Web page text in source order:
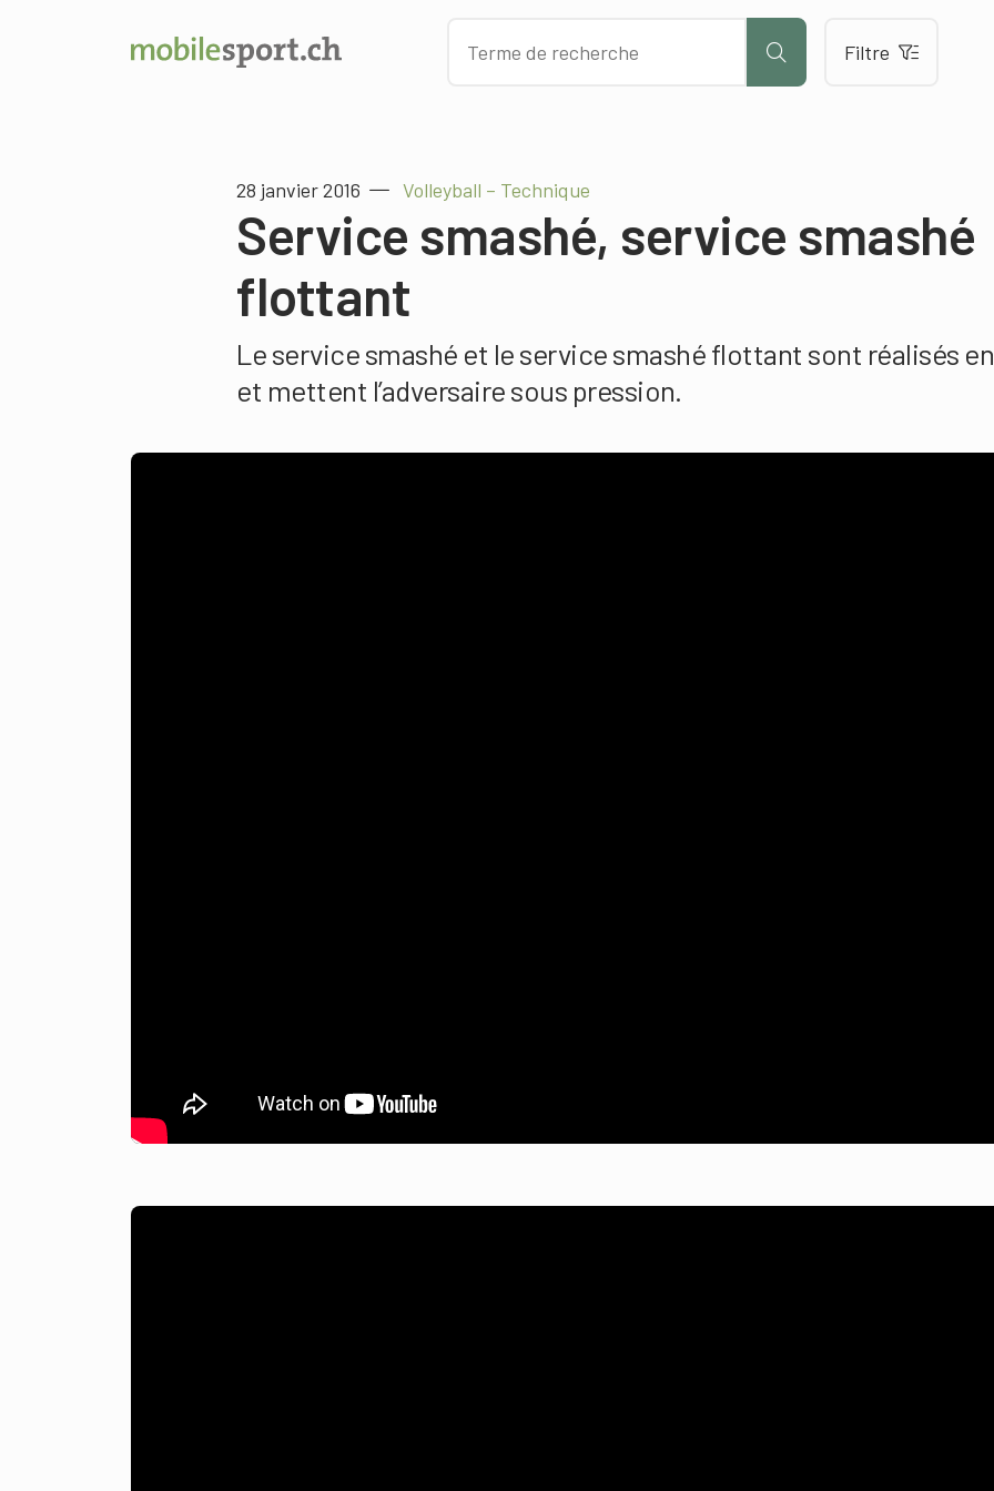
Filtre
28 janvier 2016 Volleyball – Technique
Service smashé, service smashé
flottant
Le service smashé et le service smashé flottant sont réalisés en
et mettent l’adversaire sous pression.